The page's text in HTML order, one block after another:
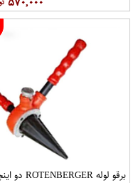
برقو لوله ROTENBERGER دو اینچی